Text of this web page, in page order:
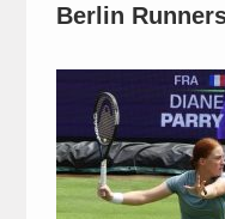
Berlin